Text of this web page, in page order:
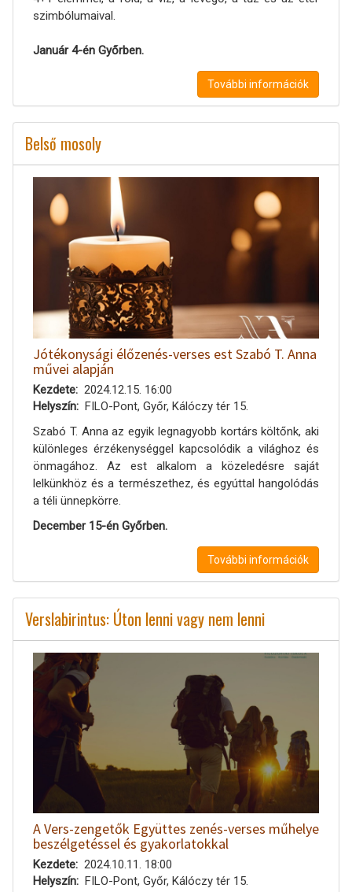
szimbólumaival.
Január 4-én Győrben.
További információk
Belső mosoly
Jótékonysági élőzenés-verses est Szabó T. Anna
művei alapján
Kezdete
2024.12.15. 16:00
Helyszín
FILO-Pont, Győr, Kálóczy tér 15.
Szabó T. Anna az egyik legnagyobb kortárs költőnk, aki
különleges érzékenységgel kapcsolódik a világhoz és
önmagához. Az est alkalom a közeledésre saját
lelkünkhöz és a természethez, és egyúttal hangolódás
a téli ünnepkörre.
December 15-én Győrben.
További információk
Verslabirintus: Úton lenni vagy nem lenni
A Vers-zengetők Együttes zenés-verses műhelye
beszélgetéssel és gyakorlatokkal
Kezdete
2024.10.11. 18:00
Helyszín
FILO-Pont, Győr, Kálóczy tér 15.